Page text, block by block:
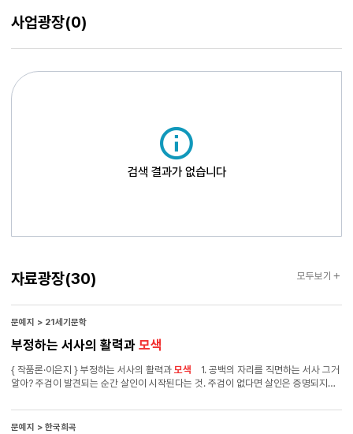
님의 경우 지난번 글보다 좋아지긴 했으나 같은 글로 지난 번에 주장원을 이미
수상했으므로 수상에서는 제외했습니다.
사업광장(0)
검색 결과가 없습니다
자료광장(30)
문예지 > 21세기문학
부정하는 서사의 활력과 모색
{ 작품론·이은지 } 부정하는 서사의 활력과 모색
알아? 주검이 발견되는 순간 살인이 시작된다는 것. 주검이 없다면 살인은 증명되지
생의 기원 Ursprung, 즉 맨 처음 세상 밖으로 나오던 때를 기억하는 사람은 아마
없을 것이다. 그러나 생의 기원처럼 여겨지는 장면Urszene은 누구나 기억하고 있다.
문예지 > 한국희곡
자료광장
모두보기